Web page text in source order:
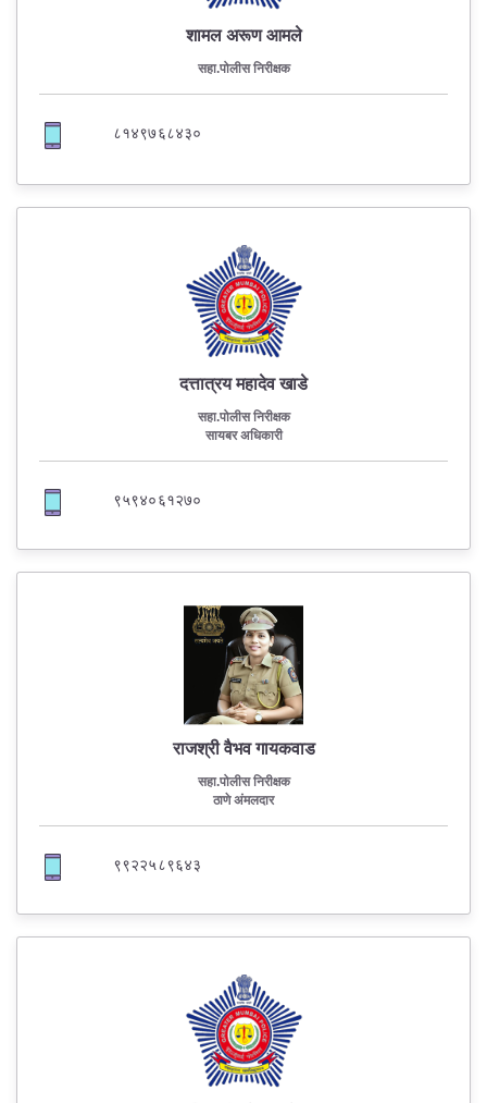
शामल अरूण आमले
सहा.पोलीस निरीक्षक
८१४९७६८४३०
दत्तात्रय महादेव खाडे
सहा.पोलीस निरीक्षक
सायबर अधिकारी
९५९४०६१२७०
राजश्री वैभव गायकवाड
सहा.पोलीस निरीक्षक
ठाणे अंमलदार
९९२२५८९६४३